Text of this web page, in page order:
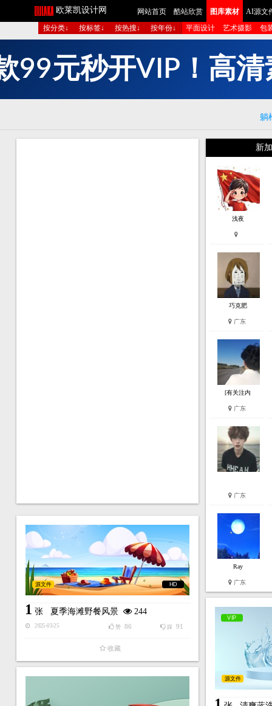
欧莱凯设计网 网站首页 酷站欣赏 图库素材
AI源文
按分类↓
按标签↓ 按热搜↓ 按年份↓ 平面设计 艺术摄影 包
99元秒开V P ！ 高清
躺
新
浅夜
巧克肥
广东
[有关注内
广东
广东
Ray
广东
HD
源文件
1 张 夏季海滩野餐风景 244
2025-03-25 踩 91
赞 86
收藏
VIP
源文件